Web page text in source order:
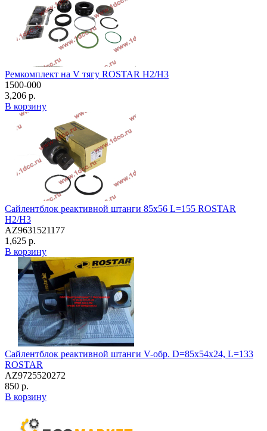
Ремкомплект на V тягу ROSTAR H2/H3
1500-000
3,206 р.
В корзину
Сайлентблок реактивной штанги 85х56 L=155 ROSTAR
H2/H3
AZ9631521177
1,625 р.
В корзину
Сайлентблок реактивной штанги V-обр. D=85x54x24, L=133
ROSTAR
AZ9725520272
850 р.
В корзину